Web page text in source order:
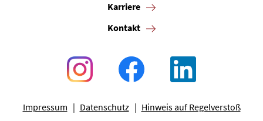
Karriere
Kontakt
Impressum Datenschutz
Hinweis auf Regelverstoß